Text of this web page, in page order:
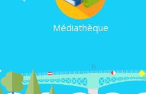
Médiathèque